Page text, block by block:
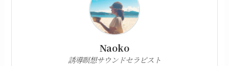
Naoko
誘導瞑想サウンドセラピスト